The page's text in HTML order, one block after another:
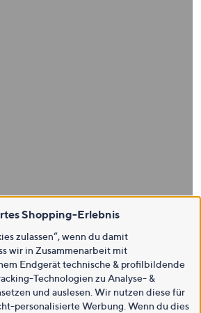
Shopping-Erlebnis
zulassen“, wenn du damit
wir in Zusammenarbeit mit
Endgerät technische & profilbildende
Technologien zu Analyse- &
und auslesen. Wir nutzen diese für
personalisierte Werbung. Wenn du dies